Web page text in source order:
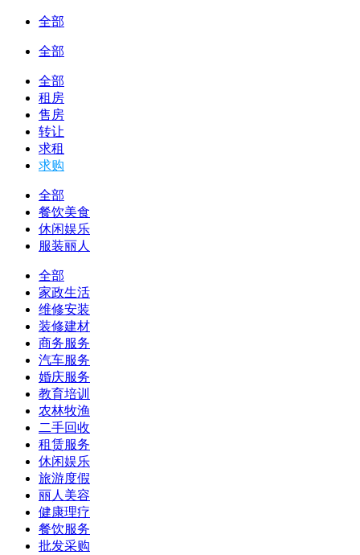
全部
全部
全部
租房
售房
转让
求租
求购
全部
餐饮美食
休闲娱乐
服装丽人
全部
家政生活
维修安装
装修建材
商务服务
汽车服务
婚庆服务
教育培训
农林牧渔
二手回收
租赁服务
休闲娱乐
旅游度假
丽人美容
健康理疗
餐饮服务
批发采购